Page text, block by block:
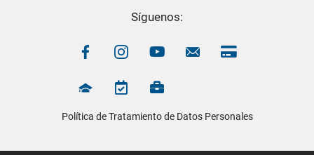
Síguenos:
Política de Tratamiento de Datos Personales